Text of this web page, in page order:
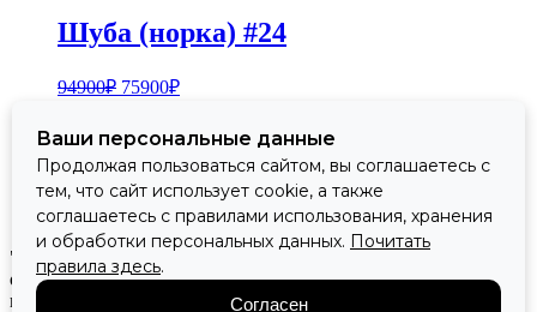
Ваши персональные данные
Продолжая пользоваться сайтом, вы соглашаетесь с
тем, что сайт использует cookie, а также
соглашаетесь с правилами использования, хранения
и обработки персональных данных. Почитать
правила здесь.
Согласен
Шуба (норка) #24
94900₽ 75900₽
Шуба (норка) #22
131900₽ 105500₽
"Флорида" - центр верхней одежды. Все материалы
опубликованные на сайте, являются собственностью
магазина, копирование запрещено.